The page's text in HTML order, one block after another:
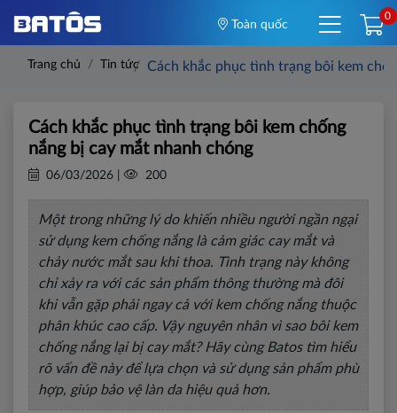
Toàn quốc
0
Trang chủ Tin tức Cách khắc phục tình trạng bôi kem
Cách khắc phục tình trạng bôi kem chống
nắng bị cay mắt nhanh chóng
06/03/2026 | 200
Một trong những lý do khiến nhiều người ngần ngại
sử dụng kem chống nắng là cảm giác cay mắt và
chảy nước mắt sau khi thoa. Tình trạng này không
chỉ xảy ra với các sản phẩm thông thường mà đôi
khi vẫn gặp phải ngay cả với kem chống nắng thuộc
phân khúc cao cấp. Vậy nguyên nhân vì sao bôi kem
chống nắng lại bị cay mắt? Hãy cùng Batos tìm hiểu
rõ vấn đề này để lựa chọn và sử dụng sản phẩm phù
hợp, giúp bảo vệ làn da hiệu quả hơn.